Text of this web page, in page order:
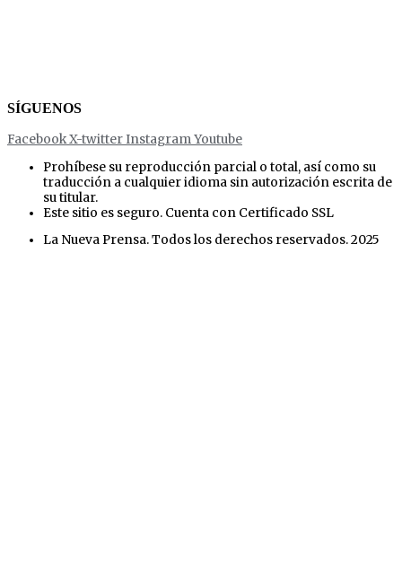
SÍGUENOS
FacebookX-twitterInstagramYoutube
Prohíbese su reproducción parcial o total, así como su
traducción a cualquier idioma sin autorización escrita de
su titular.
Este sitio es seguro. Cuenta con Certificado SSL
La Nueva Prensa. Todos los derechos reservados. 2025